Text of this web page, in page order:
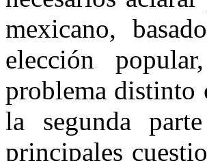
mexicano,
elección
problema
la segunda
principales